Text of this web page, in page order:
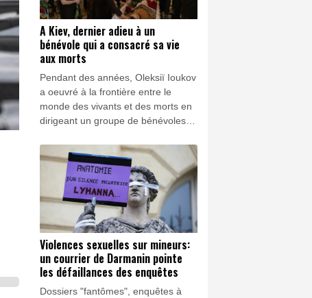
A Kiev, dernier adieu à un
bénévole qui a consacré sa vie
aux morts
Pendant des années, Oleksiï Ioukov
a oeuvré à la frontière entre le
monde des vivants et des morts en
dirigeant un groupe de bénévoles
de soldats jusque dans les zones
les plus dangereuses du front
ukrainien.
Violences sexuelles sur mineurs:
un courrier de Darmanin pointe
les défaillances des enquêtes
Dossiers "fantômes", enquêtes à